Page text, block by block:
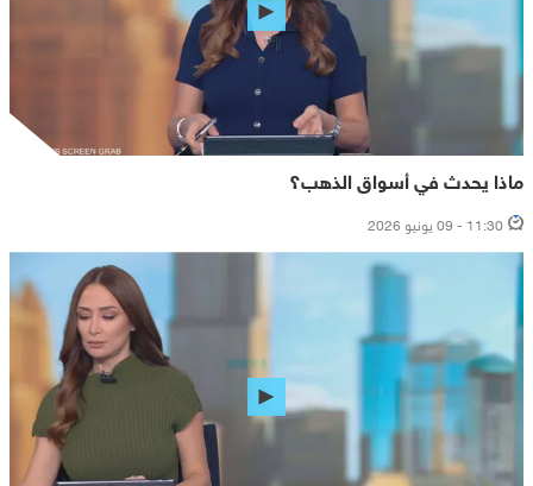
ماذا يحدث في أسواق الذهب؟
11:30 - 09 يونيو 2026